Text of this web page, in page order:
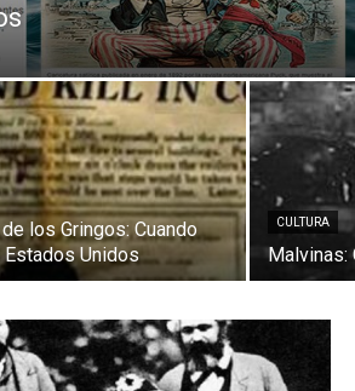
los Gringos: Cuando
Unidos
CULTURA
Malvinas: